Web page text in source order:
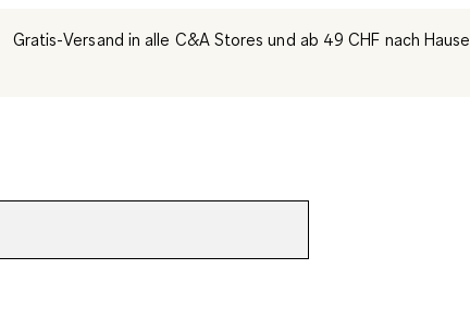
Gratis-Versand in alle C&A Stores und ab 49 CHF nach Hause